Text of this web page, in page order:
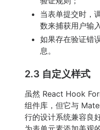
当表单提交时，
数来捕获用户输
如果存在验证错
息。
2.3 自定义样式
虽然 React Hook
组件库，但它与
行的设计系统兼容良